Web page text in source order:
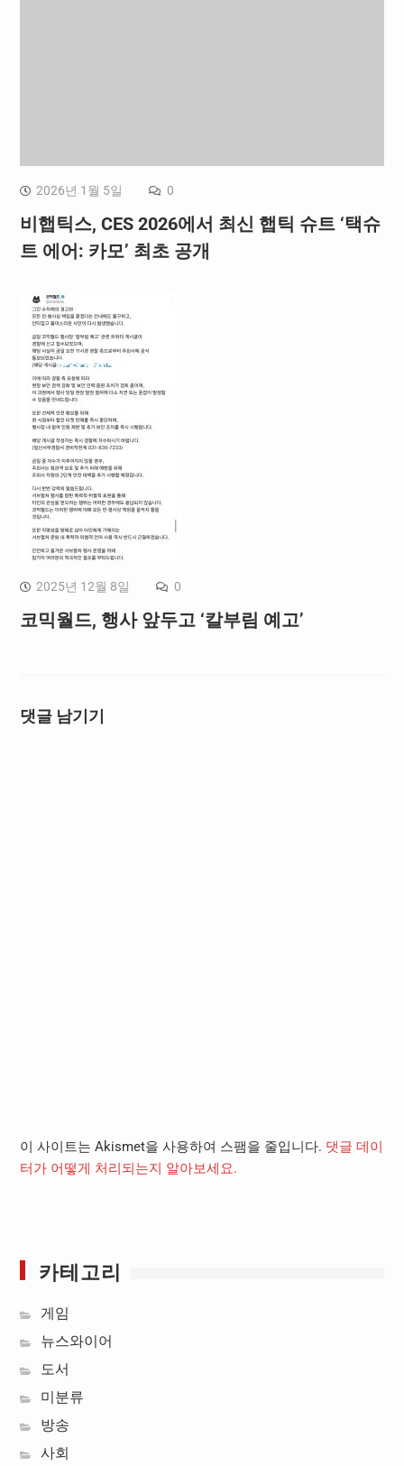
2026년 1월 5일 0
비햅틱스, CES 2026에서 최신 햅틱 슈트 ‘택슈
트 에어: 카모’ 최초 공개
2025년 12월 8일 0
코믹월드, 행사 앞두고 ‘칼부림 예고’
댓글 남기기
이 사이트는 Akismet을 사용하여 스팸을 줄입니다. 댓글 데이
터가 어떻게 처리되는지 알아보세요.
카테고리
게임
뉴스와이어
도서
미분류
방송
사회